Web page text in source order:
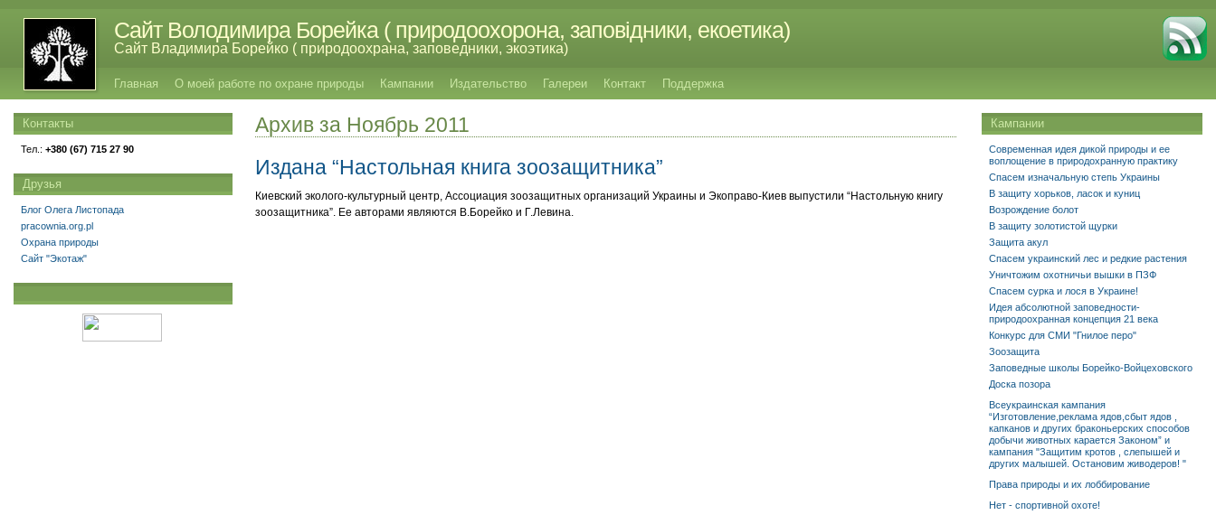
Сайт Володимира Борейка ( природоохорона, заповідники, екоетика)
Сайт Владимира Борейко ( природоохрана, заповедники, экоэтика)
Главная О моей работе по охране природы Кампании Издательство Галереи Контакт Поддержка
Архив за Ноябрь 2011
Издана “Настольная книга зоозащитника”
Киевский эколого-культурный центр, Ассоциация зоозащитных организаций Украины и Экоправо-Киев выпустили “Настольную книгу
зоозащитника”. Ее авторами являются В.Борейко и Г.Левина.
Кампании
Современная идея дикой природы и ее
воплощение в природохранную практику
Спасем изначальную степь Украины
В защиту хорьков, ласок и куниц
Возрождение болот
В защиту золотистой щурки
Защита акул
Спасем украинский лес и редкие растения
Уничтожим охотничьи вышки в ПЗФ
Спасем сурка и лося в Украине!
Идея абсолютной заповедности-
природоохранная концепция 21 века
Конкурс для СМИ "Гнилое перо"
Зоозащита
Заповедные школы Борейко-Войцеховского
Доска позора
Всеукраинская кампания
“Изготовление,реклама ядов,сбыт ядов ,
капканов и других браконьерских способов
добычи животных карается Законом” и
кампания "Защитим кротов , слепышей и
других малышей. Остановим живодеров! "
Права природы и их лоббирование
Нет - спортивной охоте!
Контакты
Тел.: +380 (67) 715 27 90
Друзья
Блог Олега Листопада
pracownia.org.pl
Охрана природы
Сайт "Экотаж"